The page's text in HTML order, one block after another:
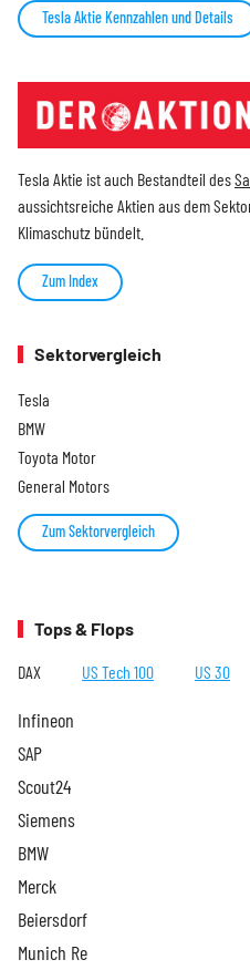
Tesla Aktie Kennzahlen und Details
Tesla Aktie ist auch Bestandteil des
aussichtsreiche Aktien aus dem
Klimaschutz bündelt.
Zum Index
Sektorvergleich
Tesla
BMW
Toyota Motor
General Motors
Zum Sektorvergleich
Tops & Flops
DAX US Tech 100 US 30
Infineon
SAP
Scout24
Siemens
BMW
Merck
Beiersdorf
Munich Re